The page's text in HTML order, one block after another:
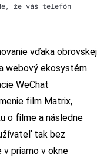
že váš telefón
vďaka obrovskej
webový ekosystém.
WeChat
film Matrix,
o filme a následne
tak bez
priamo v okne